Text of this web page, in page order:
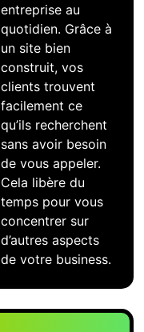
entreprise au
quotidien. Grâce à
un site bien
construit, vos
clients trouvent
facilement ce
qu’ils recherchent
sans avoir besoin
de vous appeler.
Cela libère du
temps pour vous
concentrer sur
d’autres aspects
de votre business.